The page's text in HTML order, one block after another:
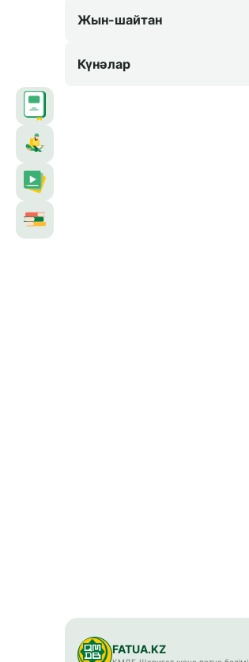
Жын-шайтан
Күнәлар
FATUA.KZ